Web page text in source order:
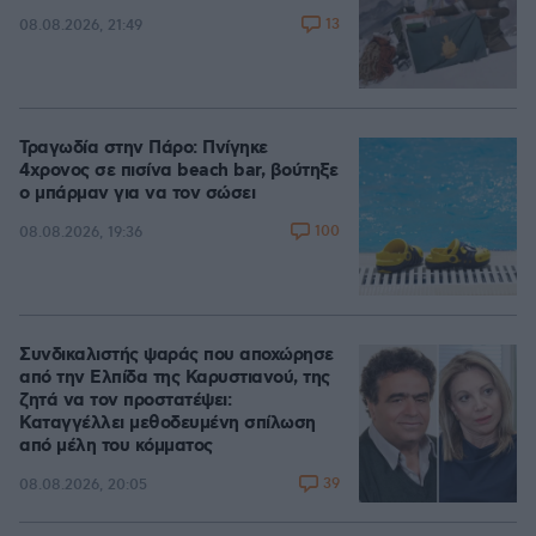
08.08.2026, 21:49 13
Τραγωδία στην Πάρο: Πνίγηκε
4χρονος σε πισίνα beach bar, βούτηξε
ο μπάρμαν για να τον σώσει
08.08.2026, 19:36 100
Συνδικαλιστής ψαράς που αποχώρησε
από την Ελπίδα της Καρυστιανού, της
ζητά να τον προστατέψει:
Καταγγέλλει μεθοδευμένη σπίλωση
από μέλη του κόμματος
08.08.2026, 20:05 39